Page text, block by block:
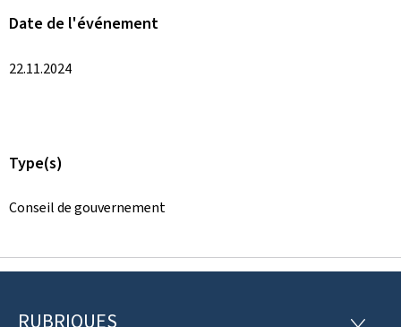
Date de l'événement
22.11.2024
Type(s)
Conseil de gouvernement
RUBRIQUES